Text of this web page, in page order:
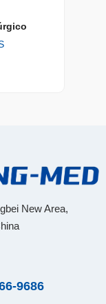
New Area,
9686